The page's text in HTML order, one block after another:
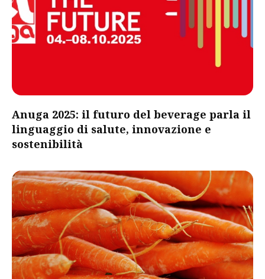
Anuga 2025: il futuro del beverage parla il
linguaggio di salute, innovazione e
sostenibilità